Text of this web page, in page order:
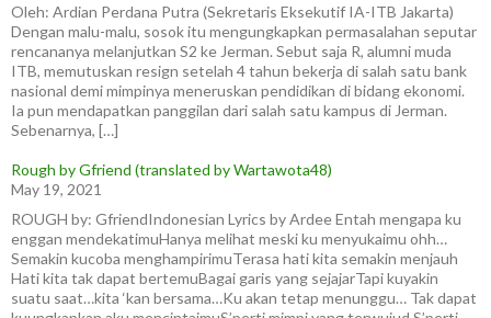
Oleh: Ardian Perdana Putra (Sekretaris Eksekutif IA-ITB Jakarta)
Dengan malu-malu, sosok itu mengungkapkan permasalahan seputar
rencananya melanjutkan S2 ke Jerman. Sebut saja R, alumni muda
ITB, memutuskan resign setelah 4 tahun bekerja di salah satu bank
nasional demi mimpinya meneruskan pendidikan di bidang ekonomi.
Ia pun mendapatkan panggilan dari salah satu kampus di Jerman.
Sebenarnya, […]
Rough by Gfriend (translated by Wartawota48)
May 19, 2021
ROUGH by: GfriendIndonesian Lyrics by Ardee Entah mengapa ku
enggan mendekatimuHanya melihat meski ku menyukaimu ohh…
Semakin kucoba menghampirimuTerasa hati kita semakin menjauh
Hati kita tak dapat bertemuBagai garis yang sejajarTapi kuyakin
suatu saat…kita ‘kan bersama…Ku akan tetap menunggu… Tak dapat